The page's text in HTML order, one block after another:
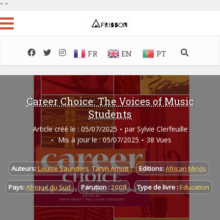
" "
FR EN PT
Career Choice: The Voices of Music
Students
Article créé le : 05/07/2025 par Sylvie Clerfeuille
Mis à jour le : 05/07/2025
38 Vues
Auteurs:Louise Saunders,Taryn Arnott Editions:African Minds
Pays:Afrique du Sud Parution :2008 Type de livre :Education